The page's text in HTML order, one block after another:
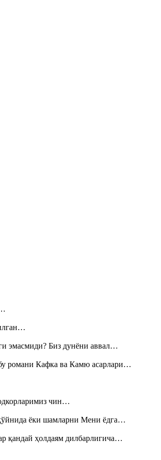
эмасмиди? Биз дунёни аввал…
романи Кафка ва Камю асарлари…
чин…
ёки шамларни Мени ёдга…
қандай ҳолдаям дилбарлигича…